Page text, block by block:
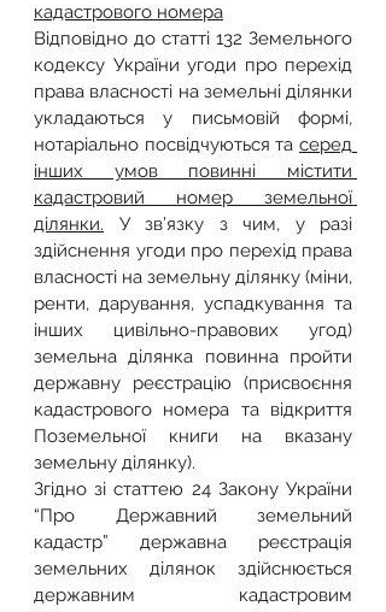
кадастрового номера
Відповідно до статті 132 Земельного
кодексу України угоди про перехід
права власності на земельні ділянки
укладаються у письмовій формі,
нотаріально посвідчуються та серед
інших умов повинні містити
кадастровий номер земельної
ділянки. У зв’язку з чим, у разі
здійснення угоди про перехід права
власності на земельну ділянку (міни,
ренти, дарування, успадкування та
інших цивільно-правових угод)
земельна ділянка повинна пройти
державну реєстрацію (присвоєння
кадастрового номера та відкриття
Поземельної книги на вказану
земельну ділянку).
Згідно зі статтею 24 Закону України
“Про Державний земельний
кадастр” державна реєстрація
земельних ділянок здійснюється
державним кадастровим